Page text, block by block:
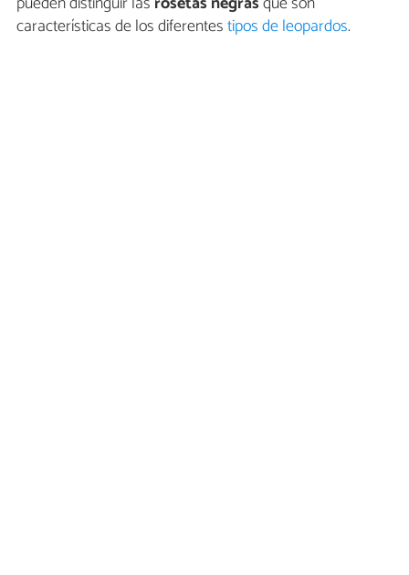
características de los diferentestipos de leopardos.